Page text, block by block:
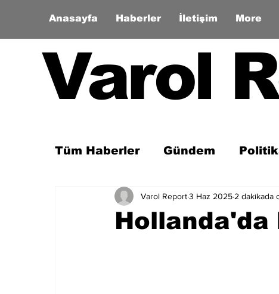
Anasayfa Haberler İletişim More
Varol
Tüm Haberler Gündem
Son Dakika Zaman Tüneli
Varol Report3 Haz 2025 2 dakikada